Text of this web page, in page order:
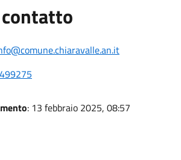
: 13 febbraio 2025, 08:57